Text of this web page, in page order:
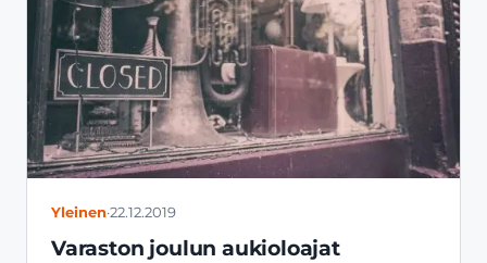
Yleinen·22.12.2019
Varaston joulun aukioloajat